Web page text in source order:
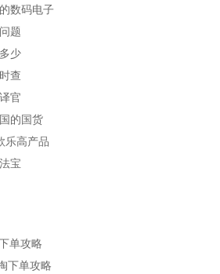
数码电子
题
少
查
官
的国货
乐高产品
宝
单攻略
下单攻略